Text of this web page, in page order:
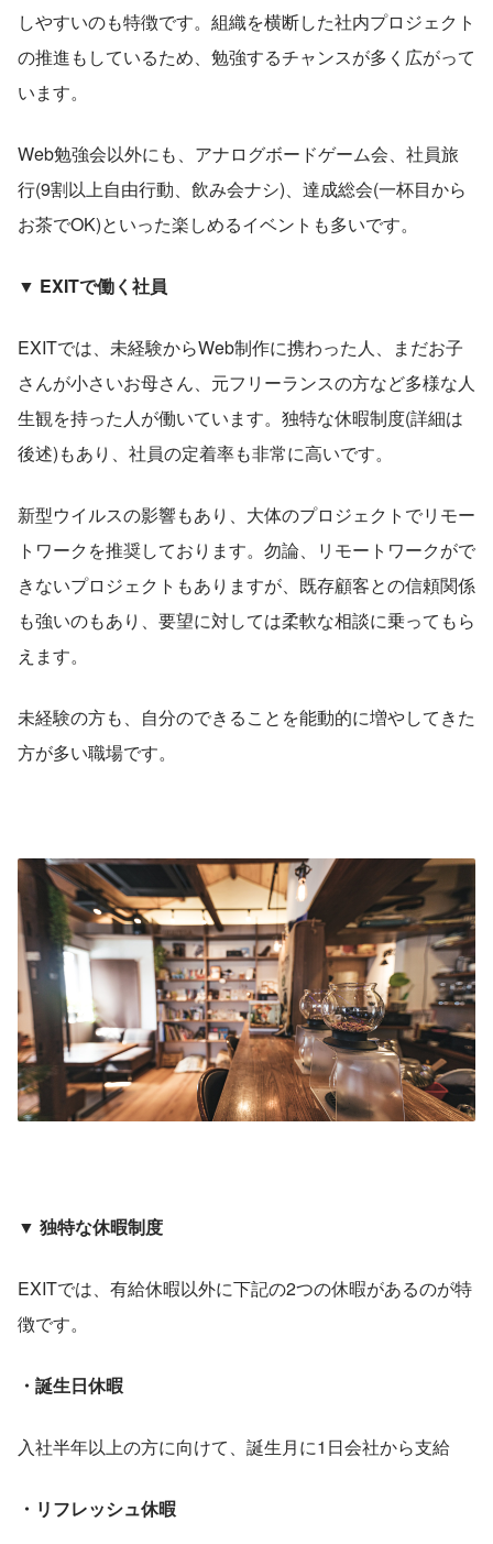
しやすいのも特徴です。組織を横断した社内プロジェクト
の推進もしているため、勉強するチャンスが多く広がって
います。
Web勉強会以外にも、アナログボードゲーム会、社員旅
行(9割以上自由行動、飲み会ナシ)、達成総会(一杯目から
お茶でOK)といった楽しめるイベントも多いです。
▼ EXITで働く社員
EXITでは、未経験からWeb制作に携わった人、まだお子
さんが小さいお母さん、元フリーランスの方など多様な人
生観を持った人が働いています。独特な休暇制度(詳細は
後述)もあり、社員の定着率も非常に高いです。
新型ウイルスの影響もあり、大体のプロジェクトでリモー
トワークを推奨しております。勿論、リモートワークがで
きないプロジェクトもありますが、既存顧客との信頼関係
も強いのもあり、要望に対しては柔軟な相談に乗ってもら
えます。
未経験の方も、自分のできることを能動的に増やしてきた
方が多い職場です。
▼ 独特な休暇制度
EXITでは、有給休暇以外に下記の2つの休暇があるのが特
徴です。
・誕生日休暇
入社半年以上の方に向けて、誕生月に1日会社から支給
・リフレッシュ休暇